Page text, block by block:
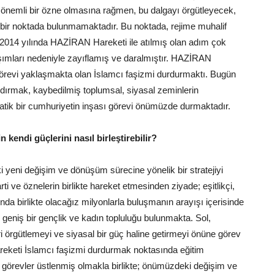
bir özne olmasına rağmen, bu dalgayı örgütleyecek,
noktada bulunmamaktadır. Bu noktada, rejime muhalif
yılında HAZİRAN Hareketi ile atılmış olan adım çok
nedeniyle zayıflamış ve daralmıştır. HAZİRAN
yaklaşmakta olan İslamcı faşizmi durdurmaktı. Bugün
kaybedilmiş toplumsal, siyasal zeminlerin
bir cumhuriyetin inşası görevi önümüzde durmaktadır.
kendi güçlerini nasıl birleştirebilir?
yeni değişim ve dönüşüm sürecine yönelik bir stratejiyi
ve öznelerin birlikte hareket etmesinden ziyade; eşitlikçi,
birlikte olacağız milyonlarla buluşmanın arayışı içerisinde
geniş bir gençlik ve kadın topluluğu bulunmakta. Sol,
ve siyasal bir güç haline getirmeyi önüne görev
İslamcı faşizmi durdurmak noktasında eğitim
üstlenmiş olmakla birlikte; önümüzdeki değişim ve